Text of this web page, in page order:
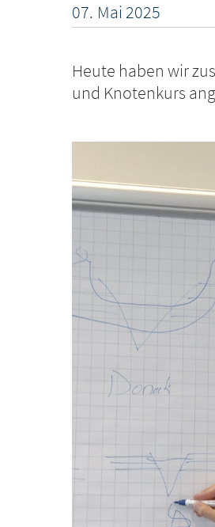
07. Mai2025
Heute haben wir
und Knotenkurs